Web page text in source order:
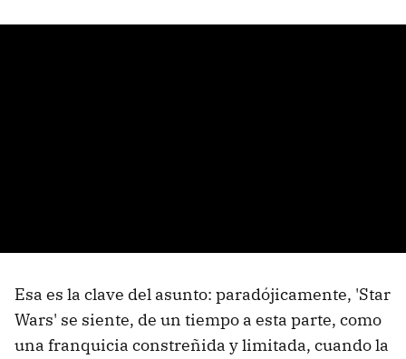
Esa es la clave del asunto: paradójicamente, 'Star
Wars' se siente, de un tiempo a esta parte, como
una franquicia constreñida y limitada, cuando la